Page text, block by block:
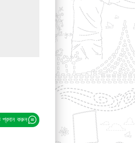
প্রদান করুন